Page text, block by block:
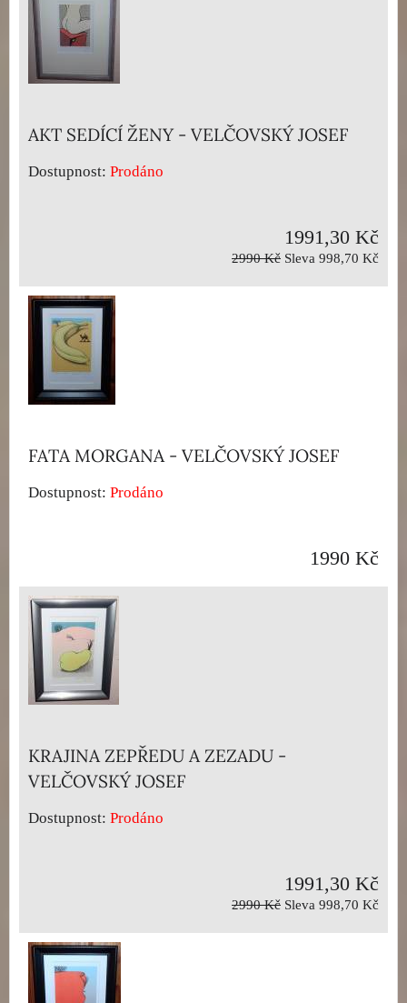
AKT SEDÍCÍ ŽENY - VELČOVSKÝ JOSEF
Dostupnost: Prodáno
1991,30 Kč
2990 Kč Sleva 998,70 Kč
FATA MORGANA - VELČOVSKÝ JOSEF
Dostupnost: Prodáno
1990 Kč
KRAJINA ZEPŘEDU A ZEZADU -
VELČOVSKÝ JOSEF
Dostupnost: Prodáno
1991,30 Kč
2990 Kč Sleva 998,70 Kč